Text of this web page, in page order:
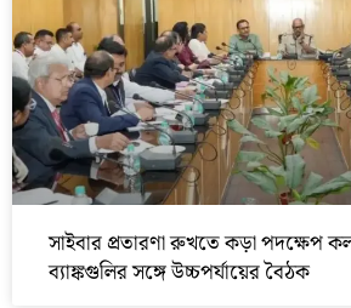
সাইবার প্রতারণা রুখতে কড়া পদক্ষেপ
ব্যাঙ্কগুলির সঙ্গে উচ্চপর্যায়ের বৈঠক